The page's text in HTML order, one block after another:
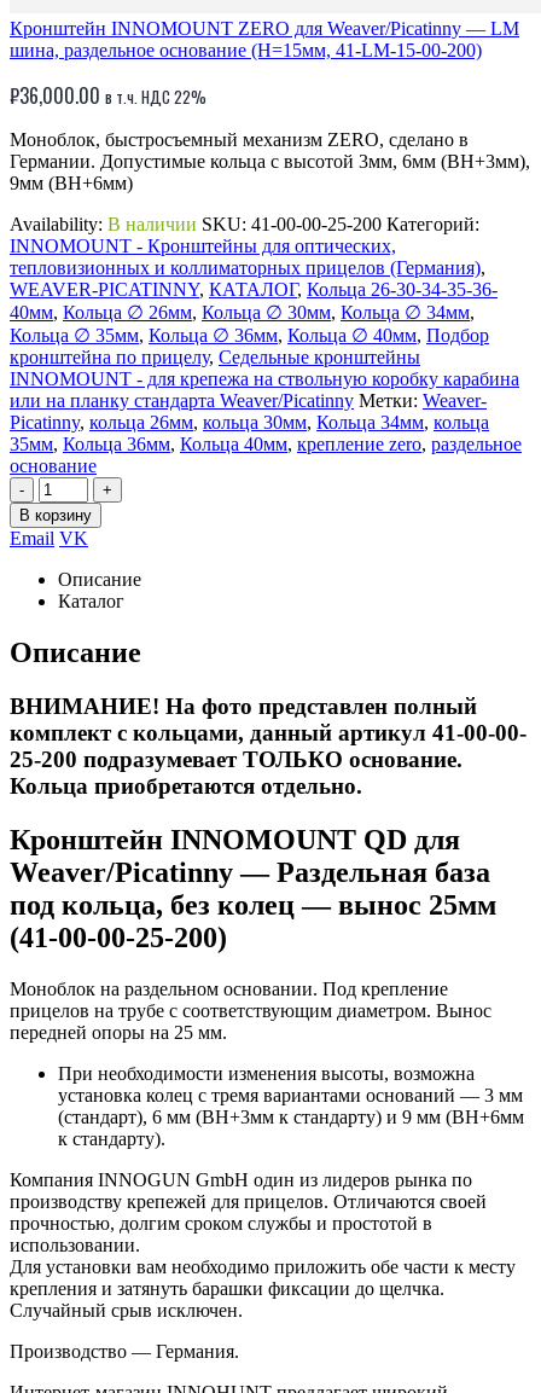
Кронштейн INNOMOUNT ZERO для Weaver/Picatinny — LM
шина, раздельное основание (H=15мм, 41-LM-15-00-200)
₽36,000.00 в т.ч. НДС 22%
Моноблок, быстросъемный механизм ZERO, сделано в
Германии. Допустимые кольца с высотой 3мм, 6мм (BH+3мм),
9мм (BH+6мм)
Availability: В наличии SKU: 41-00-00-25-200 Категорий:
INNOMOUNT - Кронштейны для оптических,
тепловизионных и коллиматорных прицелов (Германия),
WEAVER-PICATINNY, КАТАЛОГ, Кольца 26-30-34-35-36-
40мм, Кольца ∅ 26мм, Кольца ∅ 30мм, Кольца ∅ 34мм,
Кольца ∅ 35мм, Кольца ∅ 36мм, Кольца ∅ 40мм, Подбор
кронштейна по прицелу, Седельные кронштейны
INNOMOUNT - для крепежа на ствольную коробку карабина
или на планку стандарта Weaver/Picatinny Метки: Weaver-
Picatinny, кольца 26мм, кольца 30мм, Кольца 34мм, кольца
35мм, Кольца 36мм, Кольца 40мм, крепление zero, раздельное
основание
-
+
В корзину
Email VK
Описание
Каталог
Описание
ВНИМАНИЕ! На фото представлен полный
комплект с кольцами, данный артикул 41-00-00-
25-200 подразумевает ТОЛЬКО основание.
Кольца приобретаются отдельно.
Кронштейн INNOMOUNT QD для
Weaver/Picatinny — Раздельная база
под кольца, без колец — вынос 25мм
(41-00-00-25-200)
Моноблок на раздельном основании. Под крепление
прицелов на трубе с соответствующим диаметром. Вынос
передней опоры на 25 мм.
При необходимости изменения высоты, возможна
установка колец с тремя вариантами оснований — 3 мм
(стандарт), 6 мм (BH+3мм к стандарту) и 9 мм (BH+6мм
к стандарту).
Компания INNOGUN GmbH один из лидеров рынка по
производству крепежей для прицелов. Отличаются своей
прочностью, долгим сроком службы и простотой в
использовании.
Для установки вам необходимо приложить обе части к месту
крепления и затянуть барашки фиксации до щелчка.
Случайный срыв исключен.
Производство — Германия.